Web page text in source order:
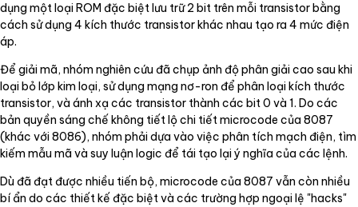
dụng một loại ROM đặc biệt lưu trữ 2 bit trên mỗi transistor bằng
cách sử dụng 4 kích thước transistor khác nhau tạo ra 4 mức điện
áp.
Để giải mã, nhóm nghiên cứu đã chụp ảnh độ phân giải cao sau khi
loại bỏ lớp kim loại, sử dụng mạng nơ-ron để phân loại kích thước
transistor, và ánh xạ các transistor thành các bit 0 và 1. Do các
bản quyền sáng chế không tiết lộ chi tiết microcode của 8087
(khác với 8086), nhóm phải dựa vào việc phân tích mạch điện, tìm
kiếm mẫu mã và suy luận logic để tái tạo lại ý nghĩa của các lệnh.
Dù đã đạt được nhiều tiến bộ, microcode của 8087 vẫn còn nhiều
bí ẩn do các thiết kế đặc biệt và các trường hợp ngoại lệ "hacks"